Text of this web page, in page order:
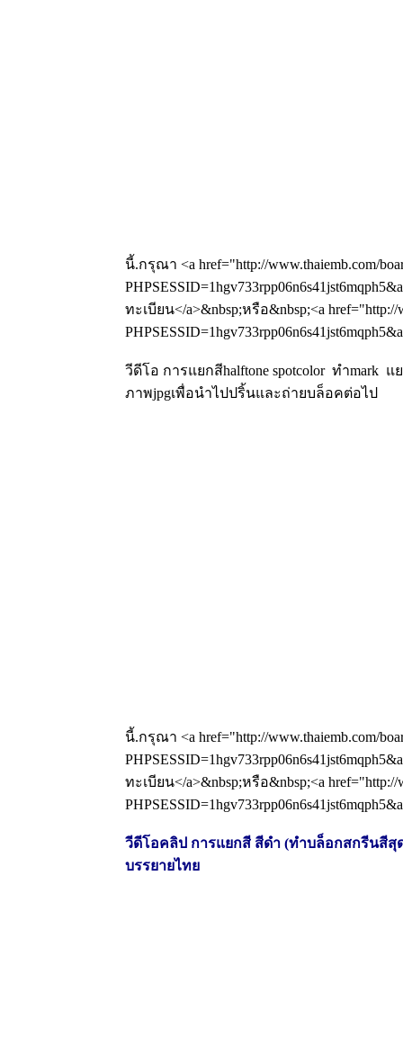
นี้.กรุณา <a href="http://www.thaiemb.com/
ทะเบียน</a>&nbsp;หรือ&nbsp;<a href="http://
วีดีโอ การแยกสีhalftone spotcolor ทำmark
ภาพjpgเพื่อนำไปปริ้นและถ่ายบล็อคต่อไป
นี้.กรุณา <a href="http://www.thaiemb.com/
ทะเบียน</a>&nbsp;หรือ&nbsp;<a href="http://
วีดีโอคลิป การแยกสี สีดำ (ทำบล็อกสกรีนสีสุ
บรรยายไทย